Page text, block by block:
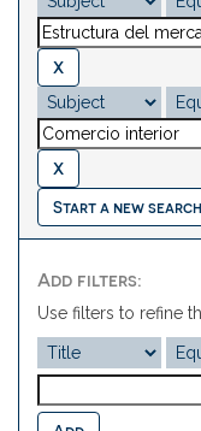
Start a new search
Add filters:
Use filters to refine